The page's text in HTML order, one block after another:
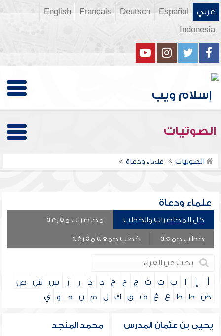
عربي Español
Deutsch
Français
English
Indonesia
الصوتيات
الصوتيات علماء ودعاة
علماء ودعاة
كل المحاضرات والخطب محاضرات مفرغة
خطب جمعة خطب جمعة مفرغة
أ إ ا ب ت ث ج ح خ د ذ ر ز س ش
ص
ض
ط ظ ع غ ف ق ك ل م ن ه و ي
يحيى بن عثمان المدرس محمد المنجد